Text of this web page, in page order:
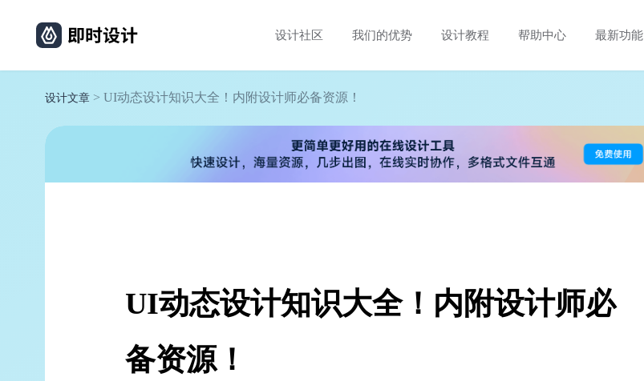
设计社区 我们的优势 设计教程 帮助中心 最新功能
设计文章 > UI动态设计知识大全！内附设计师必备资源！
UI动态设计知识大全！内附设计师必
备资源！